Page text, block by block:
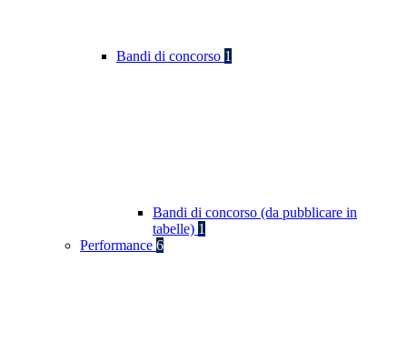
Bandi di concorso 1
Bandi di concorso (da pubblicare in
tabelle) 1
Performance 6